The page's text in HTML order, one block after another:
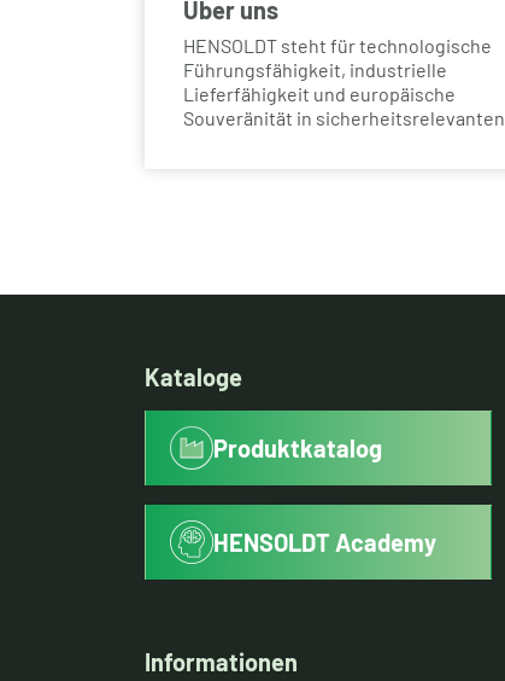
Über uns
HENSOLDT steht für technologische
Führungsfähigkeit, industrielle
Lieferfähigkeit und europäische
Souveränität in sicherheitsrelevanten
Kataloge
Produktkatalog
HENSOLDT Academy
Informationen